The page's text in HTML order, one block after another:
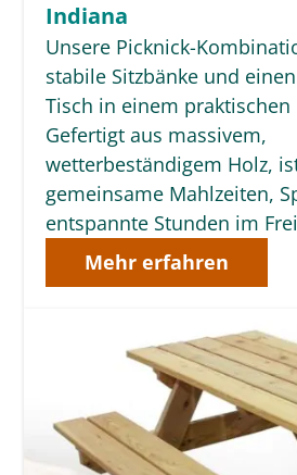
Indiana
Unsere Picknick-
stabile Sitzbänke und
Tisch in einem praktischen
Gefertigt aus massivem,
wetterbeständigem Holz,
gemeinsame Mahlzeiten,
entspannte Stunden im
Mehr erfahren